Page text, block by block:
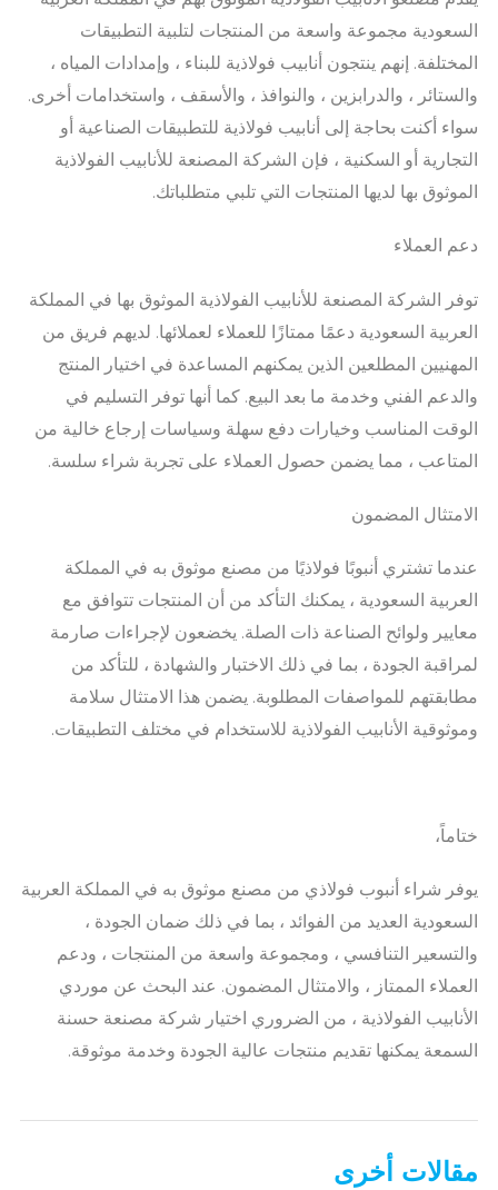
السعودية مجموعة واسعة من المنتجات لتلبية التطبيقات
المختلفة. إنهم ينتجون أنابيب فولاذية للبناء ، وإمدادات المياه ،
والستائر ، والدرابزين ، والنوافذ ، والأسقف ، واستخدامات أخرى.
سواء أكنت بحاجة إلى أنابيب فولاذية للتطبيقات الصناعية أو
التجارية أو السكنية ، فإن الشركة المصنعة للأنابيب الفولاذية
الموثوق بها لديها المنتجات التي تلبي متطلباتك.
دعم العملاء
توفر الشركة المصنعة للأنابيب الفولاذية الموثوق بها في المملكة
العربية السعودية دعمًا ممتازًا للعملاء لعملائها. لديهم فريق من
المهنيين المطلعين الذين يمكنهم المساعدة في اختيار المنتج
والدعم الفني وخدمة ما بعد البيع. كما أنها توفر التسليم في
الوقت المناسب وخيارات دفع سهلة وسياسات إرجاع خالية من
المتاعب ، مما يضمن حصول العملاء على تجربة شراء سلسة.
الامتثال المضمون
عندما تشتري أنبوبًا فولاذيًا من مصنع موثوق به في المملكة
العربية السعودية ، يمكنك التأكد من أن المنتجات تتوافق مع
معايير ولوائح الصناعة ذات الصلة. يخضعون لإجراءات صارمة
لمراقبة الجودة ، بما في ذلك الاختبار والشهادة ، للتأكد من
مطابقتهم للمواصفات المطلوبة. يضمن هذا الامتثال سلامة
وموثوقية الأنابيب الفولاذية للاستخدام في مختلف التطبيقات.
ختاماً،
يوفر شراء أنبوب فولاذي من مصنع موثوق به في المملكة العربية
السعودية العديد من الفوائد ، بما في ذلك ضمان الجودة ،
والتسعير التنافسي ، ومجموعة واسعة من المنتجات ، ودعم
العملاء الممتاز ، والامتثال المضمون. عند البحث عن موردي
الأنابيب الفولاذية ، من الضروري اختيار شركة مصنعة حسنة
السمعة يمكنها تقديم منتجات عالية الجودة وخدمة موثوقة.
مقالات أخرى